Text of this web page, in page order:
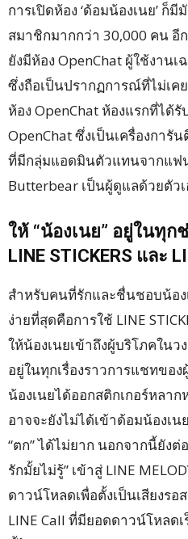
การเปิดห้อง ‘ด้อมน้องเนย’ ก็
สมาชิกมากกว่า 30,000 คน อี
ยังมีห้อง OpenChat ผู้ใช้งาน
ซึ่งถือเป็นปรากฏการณ์ที่ไม่เค
ห้อง OpenChat ห้องแรกที่ได้
OpenChat ซึ่งเป็นเครื่องกา
ที่มีกลุ่มแอดมินตัวแทนจากแฟ
Butterbear เป็นผู้ดูแลด้วยตัวเ
ให้ “น้องเนย” อยู่ในทุก
LINE STICKERS และ
สำหรับคนที่รักและชื่นชอบน้อ
ง่ายที่สุดคือการใช้ LINE
ให้น้องเนยเข้าถึงผู้บริโภคในว
อยู่ในทุกเรื่องราวการแชทขอ
น้องเนยได้ออกสติกเกอร์หลา
อาจจะยังไม่ได้เข้าด้อมน้องเ
“ตก” ได้ไม่ยาก นอกจากนี้ยังต่
รักมั้ยไม่รู้” เข้าสู่ LINE
ดาวน์โหลดเพื่อตั้งเป็นเสียงรอ
LINE Call ที่มียอดดาวน์โหลด